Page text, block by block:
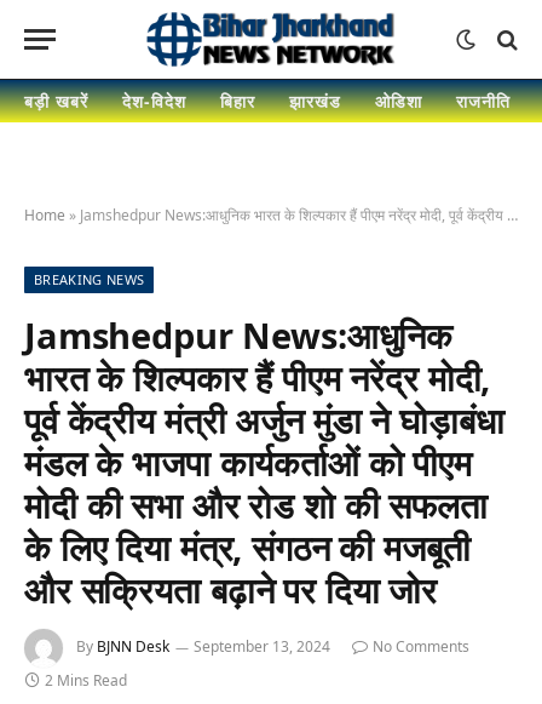
बड़ी खबरें देश-विदेश बिहार झारखंड ओडिशा राजनीति
Home » Jamshedpur News:आधुनिक भारत के शिल्पकार हैं पीएम नरेंद्र मोदी, पूर्व केंद्रीय मंत्री अर्जुन मुंडा ने घोड़ाबंधा मंडल के भाजपा कार्यकर्ताओं को पीएम मोदी की सभा और रोड शो की सफलता के लिए दिया मंत्र, संगठन की मजबूती और सक्रियता बढ़ाने पर दिया जोर
BREAKING NEWS
Jamshedpur News:आधुनिक
भारत के शिल्पकार हैं पीएम नरेंद्र मोदी,
पूर्व केंद्रीय मंत्री अर्जुन मुंडा ने घोड़ाबंधा
मंडल के भाजपा कार्यकर्ताओं को पीएम
मोदी की सभा और रोड शो की सफलता
के लिए दिया मंत्र, संगठन की मजबूती
और सक्रियता बढ़ाने पर दिया जोर
By BJNN Desk September 13, 2024
No Comments
2 Mins Read